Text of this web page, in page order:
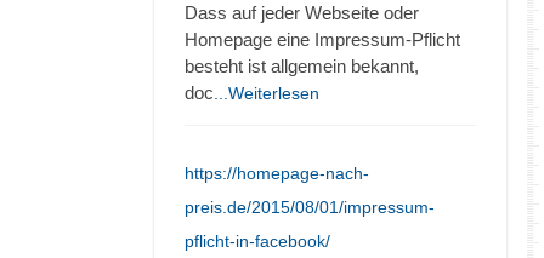
Dass auf jeder Webseite oder
Homepage eine Impressum-Pflicht
besteht ist allgemein bekannt,
doc ...Weiterlesen
https://homepage-nach-
preis.de/2015/08/01/impressum-
pflicht-in-facebook/